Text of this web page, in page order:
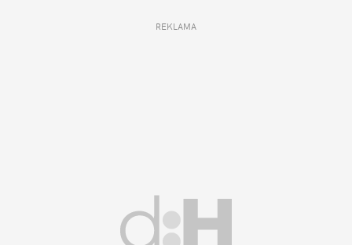
REKLAMA